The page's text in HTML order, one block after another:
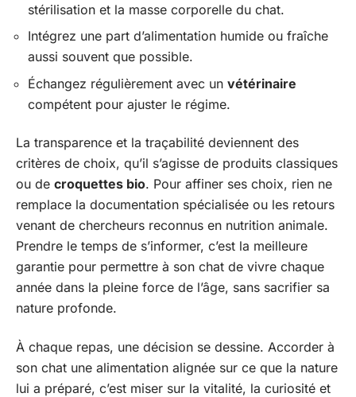
stérilisation et la masse corporelle du chat.
Intégrez une part d’alimentation humide ou fraîche
aussi souvent que possible.
Échangez régulièrement avec un vétérinaire
compétent pour ajuster le régime.
La transparence et la traçabilité deviennent des
critères de choix, qu’il s’agisse de produits classiques
ou de croquettes bio. Pour affiner ses choix, rien ne
remplace la documentation spécialisée ou les retours
venant de chercheurs reconnus en nutrition animale.
Prendre le temps de s’informer, c’est la meilleure
garantie pour permettre à son chat de vivre chaque
année dans la pleine force de l’âge, sans sacrifier sa
nature profonde.
À chaque repas, une décision se dessine. Accorder à
son chat une alimentation alignée sur ce que la nature
lui a préparé, c’est miser sur la vitalité, la curiosité et